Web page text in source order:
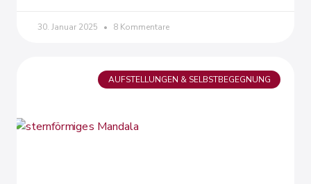
30. Januar 2025 8 Kommentare
AUFSTELLUNGEN & SELBSTBEGEGNUNG